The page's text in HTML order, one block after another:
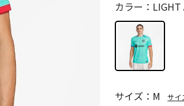
カラー：LIGHT
サイズ：M サイ